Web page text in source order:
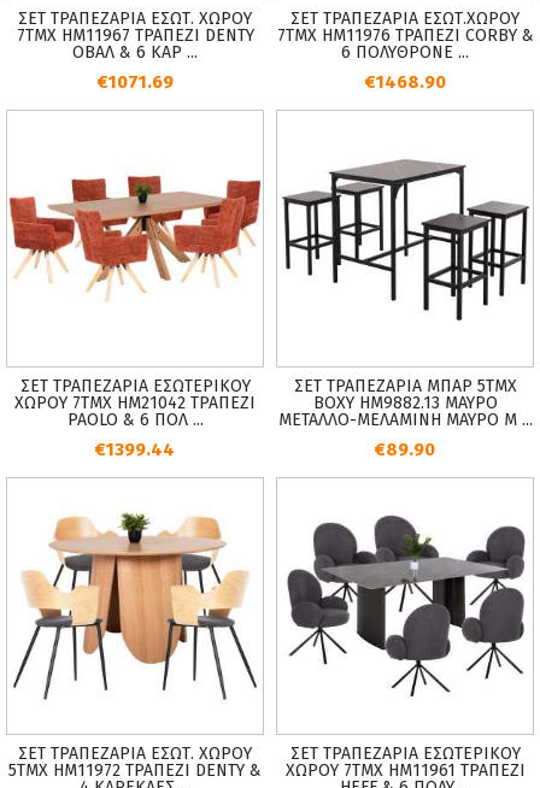
ΣΕΤ ΤΡΑΠΕΖΑΡΙΑ ΕΣΩΤ. ΧΩΡΟΥ
7ΤΜΧ HM11967 ΤΡΑΠΕΖΙ DENTY
ΟΒΑΛ & 6 ΚΑΡ ...
€1071.69
ΣΕΤ ΤΡΑΠΕΖΑΡΙΑ ΕΣΩΤ.ΧΩΡΟΥ
7ΤΜΧ HM11976 ΤΡΑΠΕΖΙ CORBY &
6 ΠΟΛΥΘΡΟΝΕ ...
€1468.90
ΣΕΤ ΤΡΑΠΕΖΑΡΙΑ ΕΣΩΤΕΡΙΚΟΥ
ΧΩΡΟΥ 7ΤΜΧ HM21042 ΤΡΑΠΕΖΙ
PAOLO & 6 ΠΟΛ ...
€1399.44
ΣΕΤ ΤΡΑΠΕΖΑΡΙΑ ΜΠΑΡ 5ΤΜΧ
BOXY HM9882.13 ΜΑΥΡΟ
ΜΕΤΑΛΛΟ-ΜΕΛΑΜΙΝΗ ΜΑΥΡΟ Μ ...
€89.90
ΣΕΤ ΤΡΑΠΕΖΑΡΙΑ ΕΣΩΤ. ΧΩΡΟΥ
5ΤΜΧ HM11972 ΤΡΑΠΕΖΙ DENTY &
ΣΕΤ ΤΡΑΠΕΖΑΡΙΑ ΕΣΩΤΕΡΙΚΟΥ
ΧΩΡΟΥ 7ΤΜΧ HM11961 ΤΡΑΠΕΖΙ